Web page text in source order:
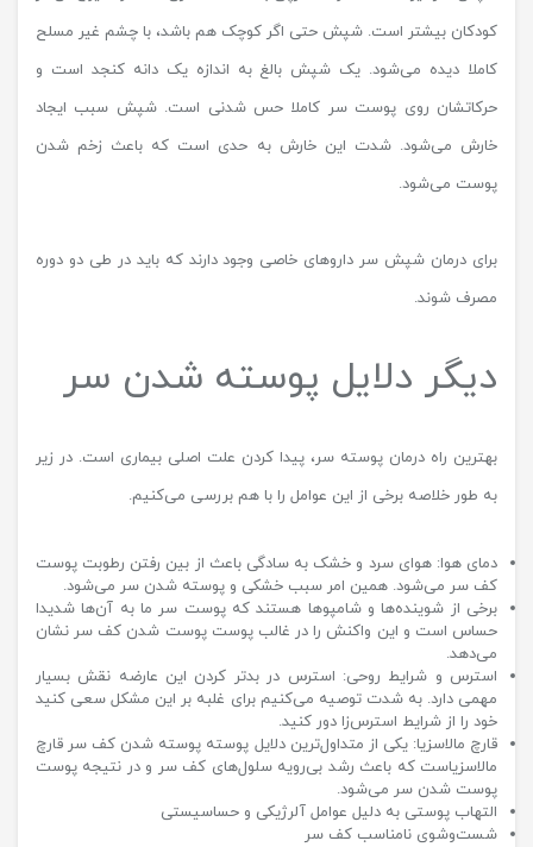
کودکان بیشتر است. شپش حتی اگر کوچک هم باشد، با چشم غیر مسلح
کاملا دیده می‌شود. یک شپش بالغ به اندازه یک دانه کنجد است و
حرکاتشان روی پوست سر کاملا حس شدنی است. شپش سبب ایجاد
خارش می‌شود. شدت این خارش به حدی است که باعث زخم شدن
پوست می‌شود.
برای درمان شپش سر داروهای خاصی وجود دارند که باید در طی دو دوره
مصرف شوند.
دیگر دلایل پوسته شدن سر
بهترین راه درمان پوسته سر، پیدا کردن علت اصلی بیماری است. در زیر
به طور خلاصه برخی از این عوامل را با هم بررسی می‌کنیم.
دمای هوا: هوای سرد و خشک به سادگی باعث از بین رفتن رطوبت پوست
کف سر می‌شود. همین امر سبب خشکی و پوسته شدن سر می‌شود.
برخی از شوینده‌ها و شامپوها هستند که پوست سر ما به آن‌ها شدیدا
حساس است و این واکنش را در غالب پوست پوست شدن کف سر نشان
می‌دهد.
استرس و شرایط روحی: استرس در بدتر کردن این عارضه نقش بسیار
مهمی دارد. به شدت توصیه می‌کنیم برای غلبه بر این مشکل سعی کنید
خود را از شرایط استرس‌زا دور کنید.
قارچ مالاسزیا: یکی از متداول‌ترین دلایل پوسته پوسته شدن کف سر قارچ
مالاسزیاست که باعث رشد بی‌رویه سلول‌های کف سر و در نتیجه پوست
پوست شدن سر می‌شود.
التهاب پوستی به دلیل عوامل آلرژیکی و حساسیستی
شست‌وشوی نامناسب کف سر